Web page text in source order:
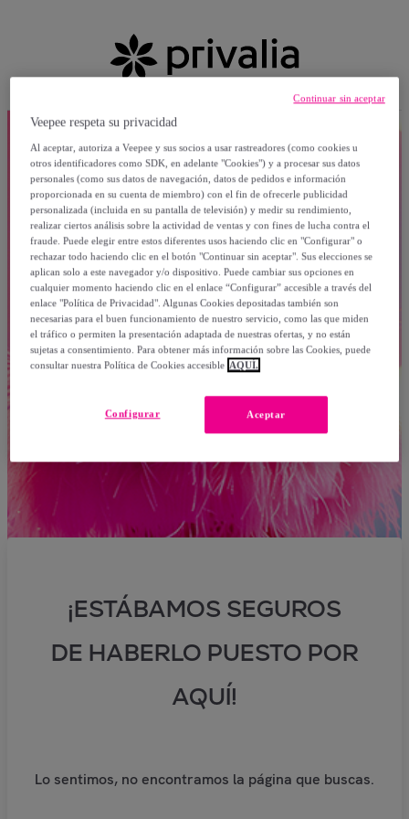
¡ESTÁBAMOS SEGUROS
DE HABERLO PUESTO POR
AQUÍ!
Lo sentimos, no encontramos la página que buscas.
Veepee respeta su privacidad
Al aceptar, autoriza a Veepee y sus socios a usar rastreadores (como cookies u
otros identificadores como SDK, en adelante "Cookies") y a procesar sus datos
personales (como sus datos de navegación, datos de pedidos e información
proporcionada en su cuenta de miembro) con el fin de ofrecerle publicidad
personalizada (incluida en su pantalla de televisión) y medir su rendimiento,
realizar ciertos análisis sobre la actividad de ventas y con fines de lucha contra el
fraude. Puede elegir entre estos diferentes usos haciendo clic en "Configurar" o
rechazar todo haciendo clic en el botón "Continuar sin aceptar". Sus elecciones se
aplican solo a este navegador y/o dispositivo. Puede cambiar sus opciones en
cualquier momento haciendo clic en el enlace “Configurar” accesible a través del
enlace "Política de Privacidad". Algunas Cookies depositadas también son
necesarias para el buen funcionamiento de nuestro servicio, como las que miden
el tráfico o permiten la presentación adaptada de nuestras ofertas, y no están
sujetas a consentimiento. Para obtener más información sobre las Cookies, puede
consultar nuestra Política de Cookies accesible AQUÍ.
Aceptar
Configurar
Continuar sin aceptar